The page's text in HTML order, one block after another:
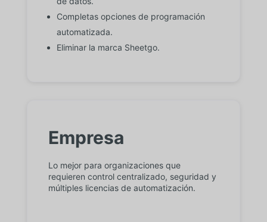
Completas opciones de programación
automatizada.
Eliminar la marca Sheetgo.
Empresa
Lo mejor para organizaciones que
requieren control centralizado, seguridad y
múltiples licencias de automatización.